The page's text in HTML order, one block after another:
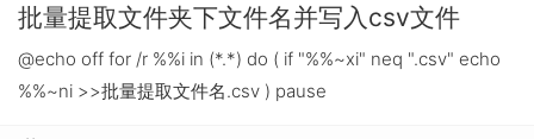
批量提取文件夹下文件名并写入csv文件
@echo off for /r %%i in (*.*) do ( if "%%~xi" neq ".csv" echo
%%~ni >>批量提取文件名.csv ) pause